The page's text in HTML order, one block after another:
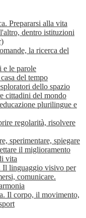
Prepararsi alla vita
dentro istituzioni
la ricerca del
e le parole
del tempo
dello spazio
cittadini del mondo
plurilingue e
regolarità, risolvere
sperimentare, spiegare
il miglioramento
vita
Il linguaggio visivo per
comunicare.
Il corpo, il movimento,